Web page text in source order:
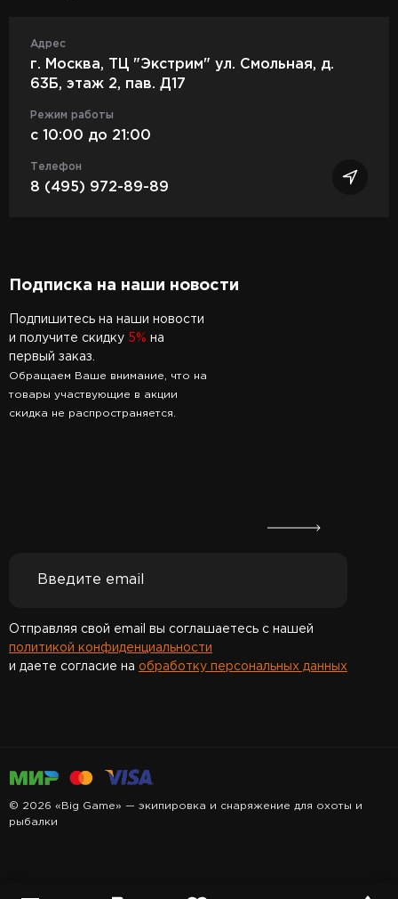
Адрес
г. Москва, ТЦ "Экстрим" ул. Смольная, д.
63Б, этаж 2, пав. Д17
Режим работы
c 10:00 до 21:00
Телефон
8 (495) 972-89-89
Подписка на наши новости
Подпишитесь на наши новости
и получите скидку 5% на
первый заказ.
Обращаем Ваше внимание, что на
товары участвующие в акции
скидка не распространяется.
Отправляя свой email вы соглашаетесь с нашей
политикой конфиденциальности
и даете согласие на обработку персональных данных
© 2026 «Big Game» — экипировка и снаряжение для охоты и
рыбалки